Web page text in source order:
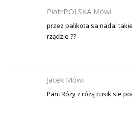
PiotrPOLSKA Mówi
przez palikota sa nadal
rządzie ??
Jacek Mówi
Pani Róży z różą cusik sie